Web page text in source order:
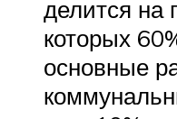
делится на
которых
основные